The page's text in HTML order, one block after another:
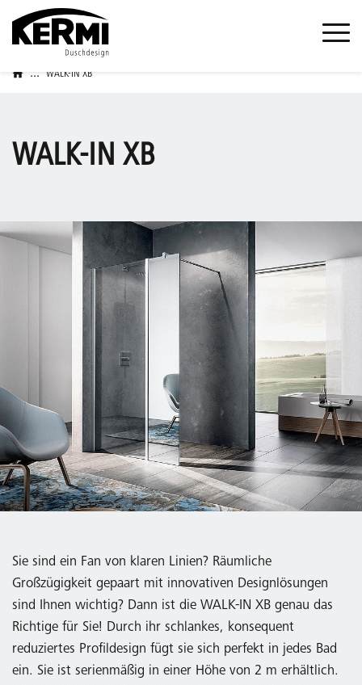
... WALK-IN XB
WALK-IN XB
Sie sind ein Fan von klaren Linien? Räumliche
Großzügigkeit gepaart mit innovativen Designlösungen
sind Ihnen wichtig? Dann ist die WALK-IN XB genau das
Richtige für Sie! Durch ihr schlankes, konsequent
reduziertes Profildesign fügt sie sich perfekt in jedes Bad
ein. Sie ist serienmäßig in einer Höhe von 2 m erhältlich.